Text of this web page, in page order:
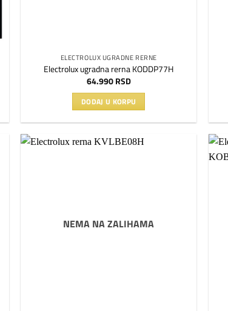
ELECTROLUX UGRADNE RERNE
Electrolux ugradna rerna KODDP77H
64.990RSD
DODAJ U KORPU
NEMA NA ZALIHAMA